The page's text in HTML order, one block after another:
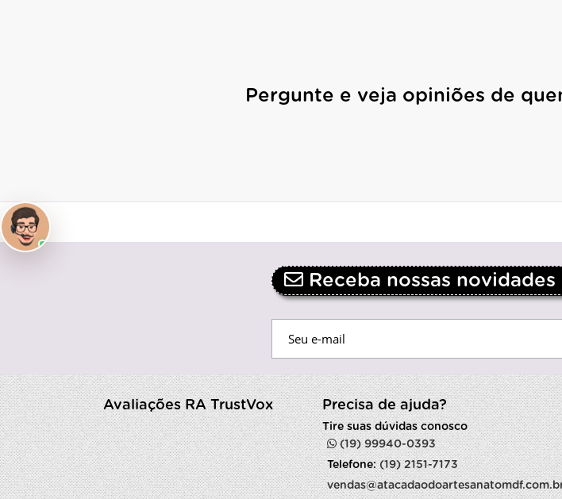
Pergunte e veja opiniões de
Receba nossas
Avaliações RA TrustVox Precisa de ajuda?
Tire suas dúvidas conosco
(19) 99940-0393
Telefone:(19) 2151-7173